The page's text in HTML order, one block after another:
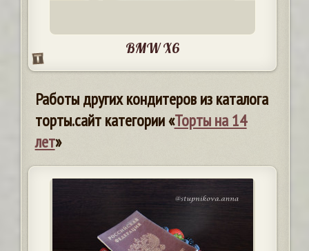
BMW X6
Работы других кондитеров из каталога
торты.сайт категории «Торты на 14
лет»